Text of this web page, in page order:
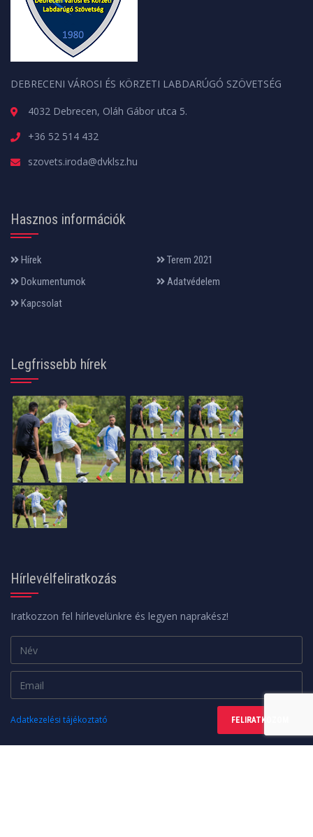
DEBRECENI VÁROSI ÉS KÖRZETI LABDARÚGÓ SZÖVETSÉG
4032 Debrecen, Oláh Gábor utca 5.
+36 52 514 432
szovets.iroda@dvklsz.hu
Hasznos információk
Hírek
Terem 2021
Dokumentumok
Adatvédelem
Kapcsolat
Legfrissebb hírek
Hírlevélfeliratkozás
Iratkozzon fel hírlevelünkre és legyen naprakész!
Adatkezelési tájékoztató FELIRATKOZOM